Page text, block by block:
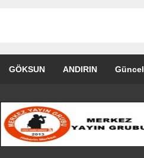
GÖKSUN ANDIRIN Güncel